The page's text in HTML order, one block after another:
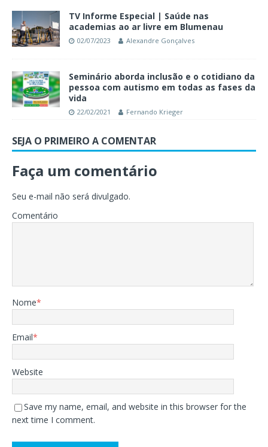
TV Informe Especial | Saúde nas
academias ao ar livre em Blumenau
02/07/2023 Alexandre Gonçalves
Seminário aborda inclusão e o cotidiano da
pessoa com autismo em todas as fases da
vida
22/02/2021 Fernando Krieger
SEJA O PRIMEIRO A COMENTAR
Faça um comentário
Seu e-mail não será divulgado.
Comentário
Nome*
Email*
Website
Save my name, email, and website in this browser for the
next time I comment.